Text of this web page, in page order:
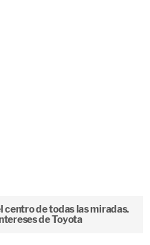
centro de todas las miradas.
de Toyota